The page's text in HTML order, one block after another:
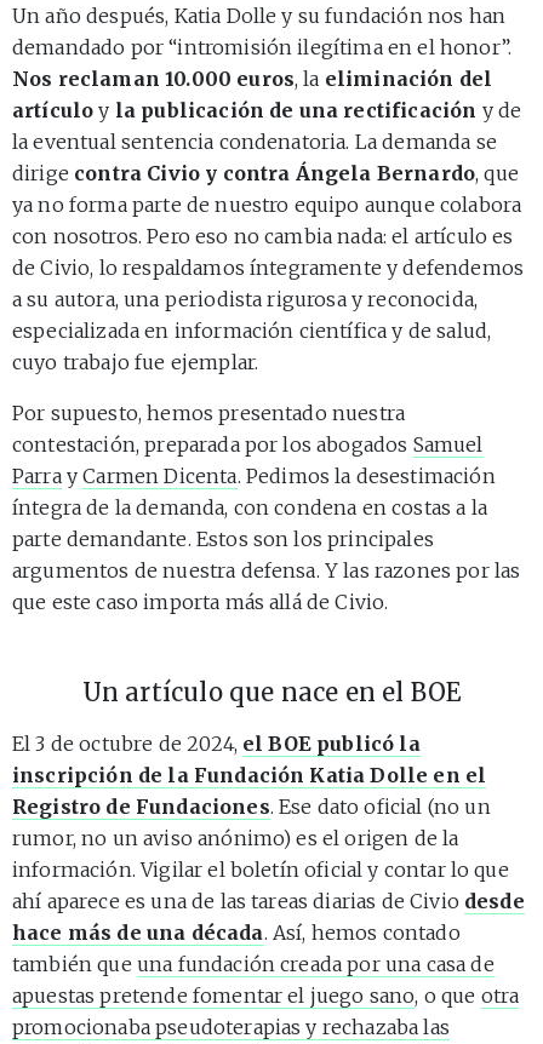
Un año después, Katia Dolle y su fundación nos han
demandado por “intromisión ilegítima en el honor”.
Nos reclaman 10.000 euros, la eliminación del
artículo y la publicación de una rectificación y de
la eventual sentencia condenatoria. La demanda se
dirige contra Civio y contra Ángela Bernardo, que
ya no forma parte de nuestro equipo aunque colabora
con nosotros. Pero eso no cambia nada: el artículo es
de Civio, lo respaldamos íntegramente y defendemos
a su autora, una periodista rigurosa y reconocida,
especializada en información científica y de salud,
cuyo trabajo fue ejemplar.
Por supuesto, hemos presentado nuestra
contestación, preparada por los abogados Samuel
ParrayCarmen Dicenta. Pedimos la desestimación
íntegra de la demanda, con condena en costas a la
parte demandante. Estos son los principales
argumentos de nuestra defensa. Y las razones por las
que este caso importa más allá de Civio.
Un artículo que nace en el BOE
El 3 de octubre de 2024, el BOE publicó la
inscripción de la Fundación Katia Dolle en el
Registro de Fundaciones. Ese dato oficial (no un
rumor, no un aviso anónimo) es el origen de la
información. Vigilar el boletín oficial y contar lo que
ahí aparece es una de las tareas diarias de Civio desde
hace más de una década. Así, hemos contado
también que una fundación creada por una casa de
apuestas pretende fomentar el juego sano, o que otra
promocionaba pseudoterapias y rechazaba las